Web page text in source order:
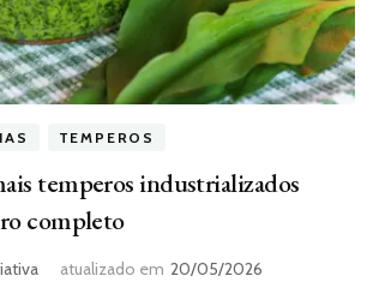
TEMPEROS
temperos industrializados
completo
atualizado em 20/05/2026